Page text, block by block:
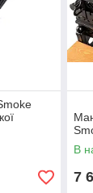
В
7